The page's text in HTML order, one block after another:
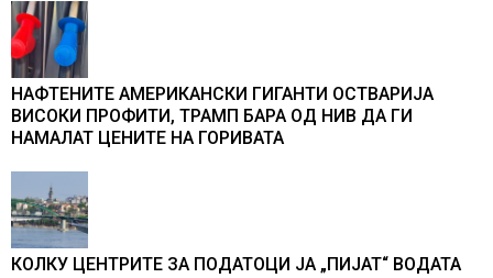
промени текот на историјата
НАФТЕНИТЕ АМЕРИКАНСКИ ГИГАНТИ ОСТВАРИЈА
ВИСОКИ ПРОФИТИ, ТРАМП БАРА ОД НИВ ДА ГИ
НАМАЛАТ ЦЕНИТЕ НА ГОРИВАТА
КОЛКУ ЦЕНТРИТЕ ЗА ПОДАТОЦИ ЈА „ПИЈАТ“ ВОДАТА